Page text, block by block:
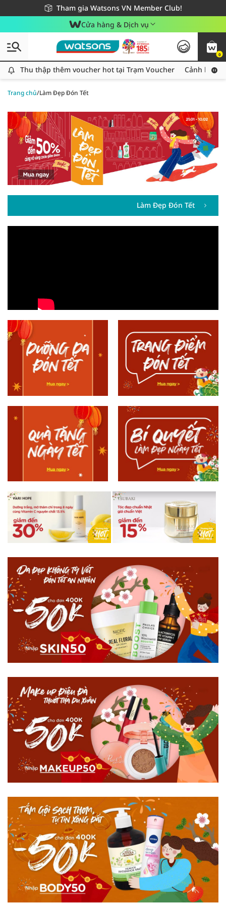
Tham gia Watsons VN Member Club!
Miễn phí giao hàng cho đơn hàng từ 249,000Đ
Giao hàng nhanh 24h - Áp dụng khu vực TP. Hồ Chí Minh
Cửa hàng & Dịch vụ
0
Thu thập thêm voucher hot tại Trạm Voucher
Thu thập thêm voucher hot tại Trạm Voucher Cảnh báo
Trang chủ/Làm Đẹp Đón Tết
Làm Đẹp Đón Tết